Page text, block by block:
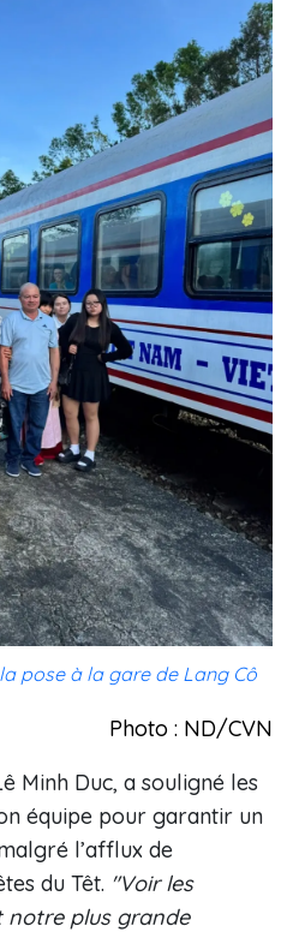
pose à la gare de Lang Cô
Photo : ND/CVN
Minh Duc, a souligné les
équipe pour garantir un
l’afflux de
du Têt. "Voir les
notre plus grande